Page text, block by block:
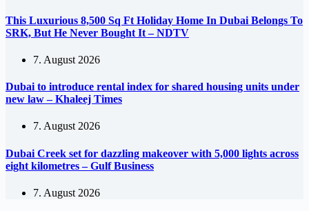
This Luxurious 8,500 Sq Ft Holiday Home In Dubai Belongs To
SRK, But He Never Bought It – NDTV
7. August 2026
Dubai to introduce rental index for shared housing units under
new law – Khaleej Times
7. August 2026
Dubai Creek set for dazzling makeover with 5,000 lights across
eight kilometres – Gulf Business
7. August 2026